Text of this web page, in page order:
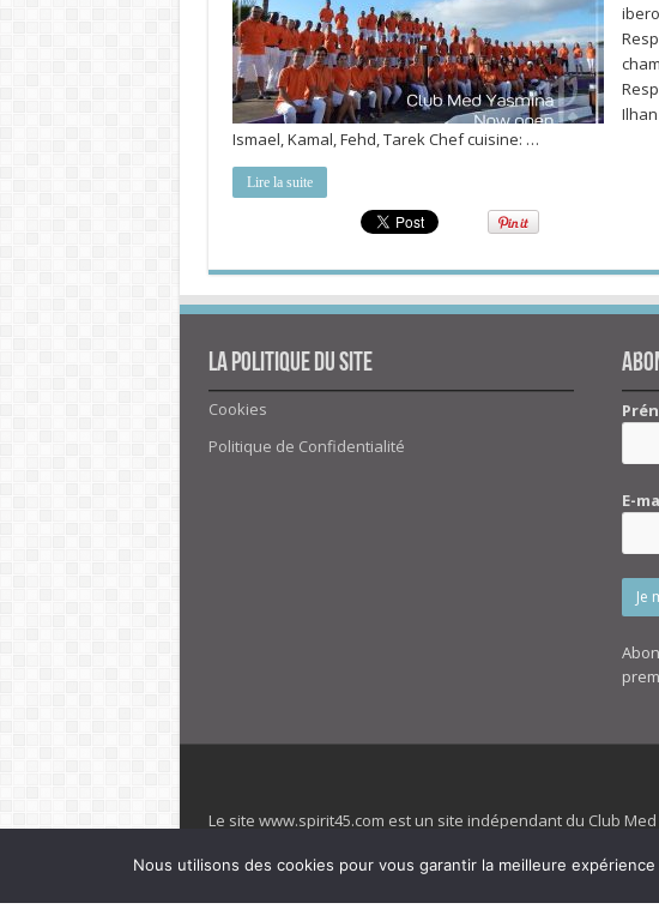
Ismael, Kamal, Fehd, Tarek Chef cuisine: …
Lire la suite
La politique du site
Cookies
Politique de Confidentialité
E-
Le site www.spirit45.com est un site indépendant du Club
villages. Club Med est une marque déposée. Spirit 45 et
officiel de la marque est : www.clubmed.fr Les images de
Nous utilisons des cookies pour vous garantir la meilleure